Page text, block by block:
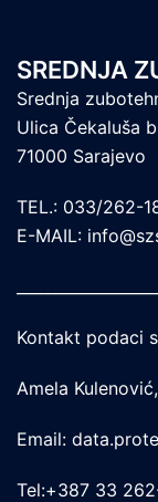
SREDNJA
Srednja
Ulica Čekaluša
71000 Sarajevo
TEL.: 033/262-
E-MAIL:
Kontakt podaci
Amela Kulenović,
Email:
Tel:+387 33